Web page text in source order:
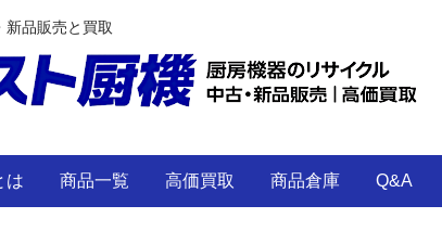
新品販売と買取
は 商品一覧 高価買取 商品倉庫 Q&A